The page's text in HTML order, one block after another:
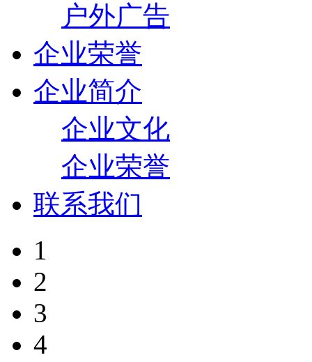
户外广告
企业荣誉
企业简介
企业文化
企业荣誉
联系我们
1
2
3
4